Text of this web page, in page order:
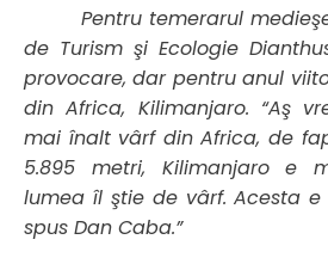
Pentru temerarul
de Turism şi Ecologie
provocare, dar pentru anul
din Africa, Kilimanjaro. “Aş
mai înalt vârf din Africa, de
5.895 metri, Kilimanjaro e
lumea îl ştie de vârf. Acesta
spus Dan Caba.”